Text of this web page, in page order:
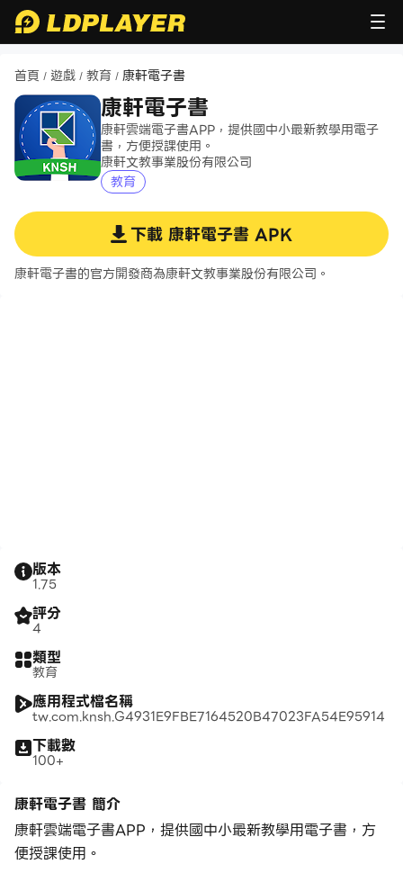
首頁 / 遊戲 / 教育 / 康軒電子書
康軒電子書
康軒雲端電子書APP，提供國中小最新教學用電子
書，方便授課使用。
康軒文教事業股份有限公司
教育
下載 康軒電子書 APK
康軒電子書的官方開發商為康軒文教事業股份有限公司。
版本
1.75
評分
4
類型
教育
應用程式檔名稱
tw.com.knsh.G4931E9FBE7164520B47023FA54E95914
下載數
100+
康軒電子書 簡介
康軒雲端電子書APP，提供國中小最新教學用電子書，方
便授課使用。